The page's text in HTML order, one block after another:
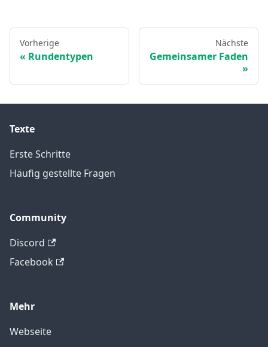
Vorherige
Rundentypen
Nächste
Gemeinsamer Faden
Texte
Erste Schritte
Häufig gestellte Fragen
Community
Discord
Facebook
Mehr
Webseite